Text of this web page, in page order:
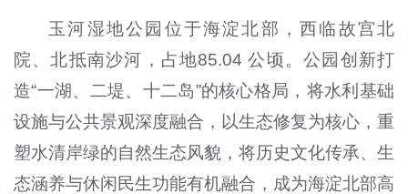
玉河湿地公园位于海淀北部，西临故宫北
院、北抵南沙河，占地85.04 公顷。公园创新打
造“一湖、二堤、十二岛”的核心格局，将水利基础
设施与公共景观深度融合，以生态修复为核心，重
塑水清岸绿的自然生态风貌，将历史文化传承、生
态涵养与休闲民生功能有机融合，成为海淀北部高